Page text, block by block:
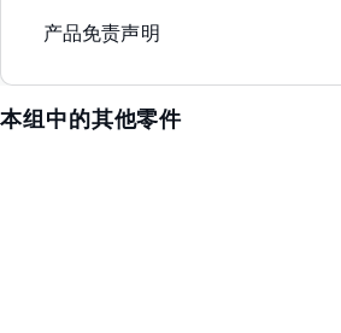
产品免责声明
本组中的其他零件